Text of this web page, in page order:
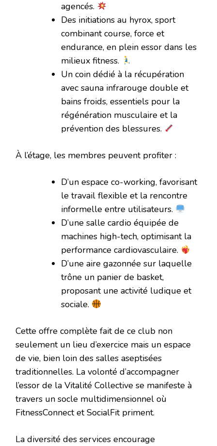
agencés.
Des initiations au hyrox, sport
combinant course, force et
endurance, en plein essor dans les
milieux fitness.
Un coin dédié à la récupération
avec sauna infrarouge double et
bains froids, essentiels pour la
régénération musculaire et la
prévention des blessures.
À l’étage, les membres peuvent profiter :
D’un espace co-working, favorisant
le travail flexible et la rencontre
informelle entre utilisateurs.
D’une salle cardio équipée de
machines high-tech, optimisant la
performance cardiovasculaire.
D’une aire gazonnée sur laquelle
trône un panier de basket,
proposant une activité ludique et
sociale.
Cette offre complète fait de ce club non
seulement un lieu d’exercice mais un espace
de vie, bien loin des salles aseptisées
traditionnelles. La volonté d’accompagner
l’essor de la Vitalité Collective se manifeste à
travers un socle multidimensionnel où
FitnessConnect et SocialFit priment.
La diversité des services encourage